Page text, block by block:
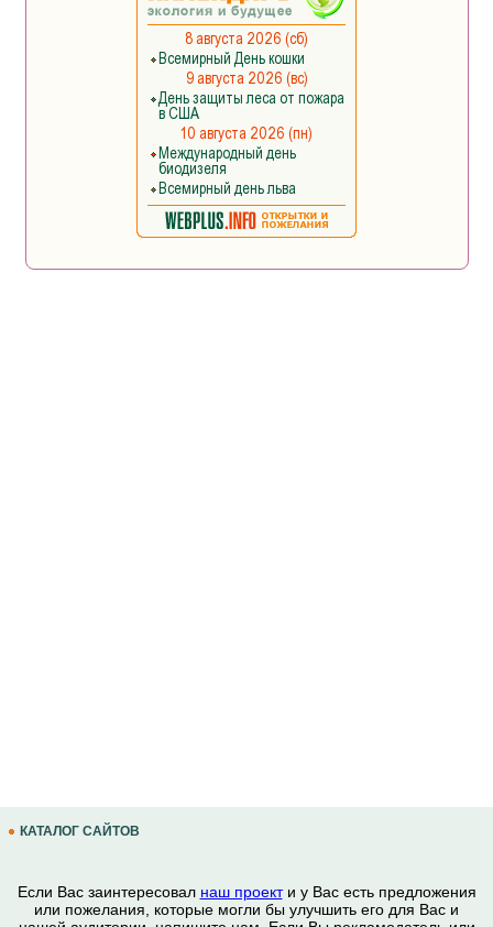
КАТАЛОГ САЙТОВ
Если Вас заинтересовал наш проекти у Вас есть предложения
или пожелания, которые могли бы улучшить его для Вас и